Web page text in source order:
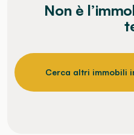
Non è
Cerca altri immobili